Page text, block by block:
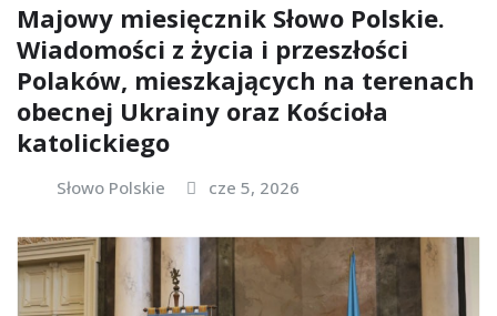
Majowy miesięcznik Słowo Polskie.
Wiadomości z życia i przeszłości
Polaków, mieszkających na terenach
obecnej Ukrainy oraz Kościoła
katolickiego
Słowo Polskie cze 5, 2026